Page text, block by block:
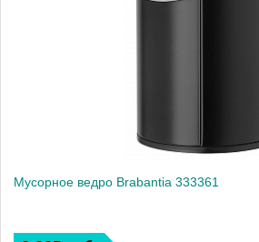
Мусорное ведро Brabantia 333361